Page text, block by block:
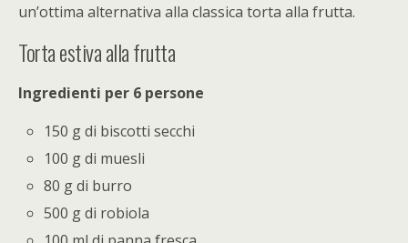
un’ottima alternativa alla classica torta alla frutta.
Torta estiva alla frutta
Ingredienti per 6 persone
150 g di biscotti secchi
100 g di muesli
80 g di burro
500 g di robiola